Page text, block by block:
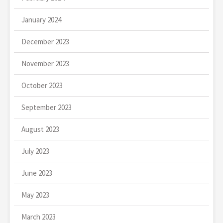
January 2024
December 2023
November 2023
October 2023
September 2023
August 2023
July 2023
June 2023
May 2023
March 2023